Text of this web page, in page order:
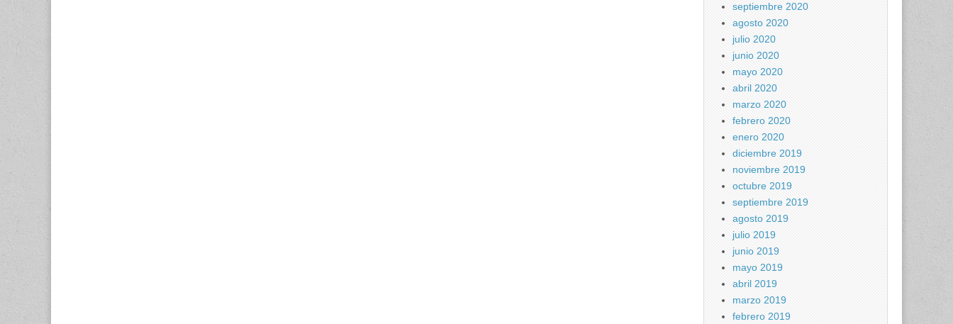
septiembre 2020
agosto 2020
julio 2020
junio 2020
mayo 2020
abril 2020
marzo 2020
febrero 2020
enero 2020
diciembre 2019
noviembre 2019
octubre 2019
septiembre 2019
agosto 2019
julio 2019
junio 2019
mayo 2019
abril 2019
marzo 2019
febrero 2019